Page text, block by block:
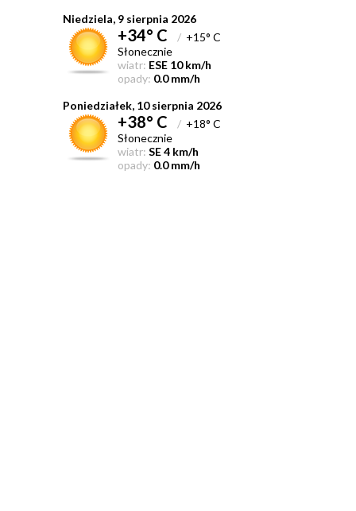
Niedziela, 9 sierpnia 2026
+34° C /+15° C
Słonecznie
wiatr: ESE 10 km/h
opady: 0.0 mm/h
Poniedziałek, 10 sierpnia 2026
+38° C /+18° C
Słonecznie
wiatr: SE 4 km/h
opady: 0.0 mm/h